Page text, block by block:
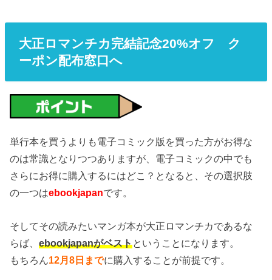
大正ロマンチカ完結記念20%オフ ク
ーポン配布窓口へ
単行本を買うよりも電子コミック版を買った方がお得な
のは常識となりつつありますが、電子コミックの中でも
さらにお得に購入するにはどこ？となると、その選択肢
の一つはebookjapanです。
そしてその読みたいマンガ本が大正ロマンチカであるな
らば、ebookjapanがベストということになります。
もちろん12月8日までに購入することが前提です。